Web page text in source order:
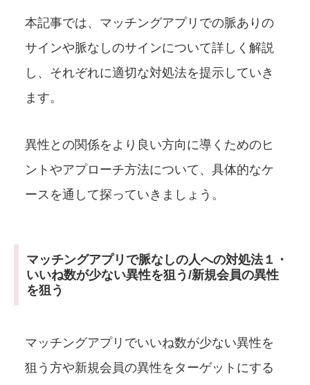
本記事では、マッチングアプリでの脈ありの
サインや脈なしのサインについて詳しく解説
し、それぞれに適切な対処法を提示していき
ます。
異性との関係をより良い方向に導くためのヒ
ントやアプローチ方法について、具体的なケ
ースを通して探っていきましょう。
マッチングアプリで脈なしの人への対処法１・
いいね数が少ない異性を狙う/新規会員の異性
を狙う
マッチングアプリでいいね数が少ない異性を
狙う方や新規会員の異性をターゲットにする